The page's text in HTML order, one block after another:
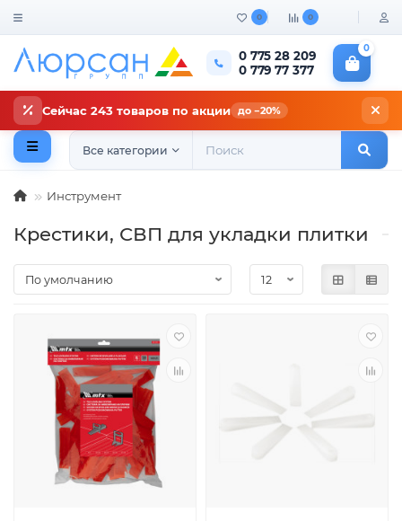
0 0
0 775 28 209
0 779 77 377
0
Сейчас 243 товаров по акции до −20%
Все категории
Инструмент
Крестики, СВП для укладки плитки